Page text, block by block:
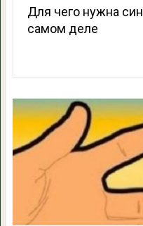
Для чего нужна
самом деле